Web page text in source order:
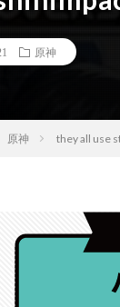
原神
原神 they all use